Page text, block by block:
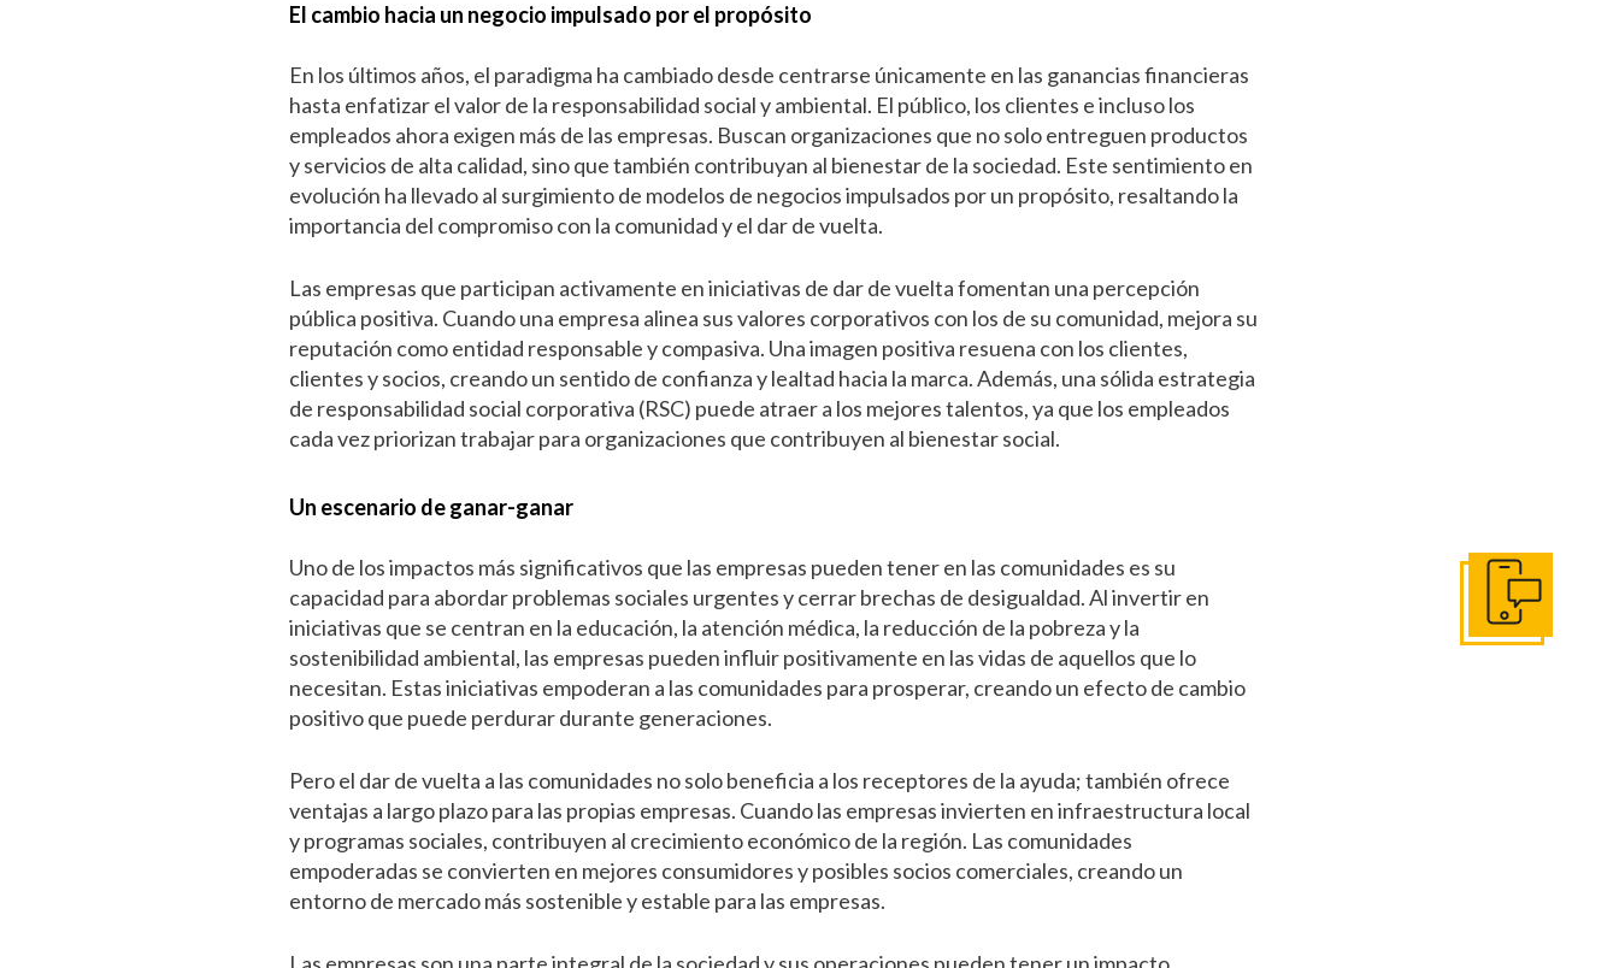
El cambio hacia un negocio impulsado por el propósito
En los últimos años, el paradigma ha cambiado desde centrarse únicamente en las ganancias financieras
hasta enfatizar el valor de la responsabilidad social y ambiental. El público, los clientes e incluso los
empleados ahora exigen más de las empresas. Buscan organizaciones que no solo entreguen productos
y servicios de alta calidad, sino que también contribuyan al bienestar de la sociedad. Este sentimiento en
evolución ha llevado al surgimiento de modelos de negocios impulsados por un propósito, resaltando la
importancia del compromiso con la comunidad y el dar de vuelta.
Las empresas que participan activamente en iniciativas de dar de vuelta fomentan una percepción
pública positiva. Cuando una empresa alinea sus valores corporativos con los de su comunidad, mejora su
reputación como entidad responsable y compasiva. Una imagen positiva resuena con los clientes,
clientes y socios, creando un sentido de confianza y lealtad hacia la marca. Además, una sólida estrategia
de responsabilidad social corporativa (RSC) puede atraer a los mejores talentos, ya que los empleados
cada vez priorizan trabajar para organizaciones que contribuyen al bienestar social.
Un escenario de ganar-ganar
Uno de los impactos más significativos que las empresas pueden tener en las comunidades es su
capacidad para abordar problemas sociales urgentes y cerrar brechas de desigualdad. Al invertir en
iniciativas que se centran en la educación, la atención médica, la reducción de la pobreza y la
sostenibilidad ambiental, las empresas pueden influir positivamente en las vidas de aquellos que lo
necesitan. Estas iniciativas empoderan a las comunidades para prosperar, creando un efecto de cambio
positivo que puede perdurar durante generaciones.
Pero el dar de vuelta a las comunidades no solo beneficia a los receptores de la ayuda; también ofrece
ventajas a largo plazo para las propias empresas. Cuando las empresas invierten en infraestructura local
y programas sociales, contribuyen al crecimiento económico de la región. Las comunidades
empoderadas se convierten en mejores consumidores y posibles socios comerciales, creando un
entorno de mercado más sostenible y estable para las empresas.
Póngase en